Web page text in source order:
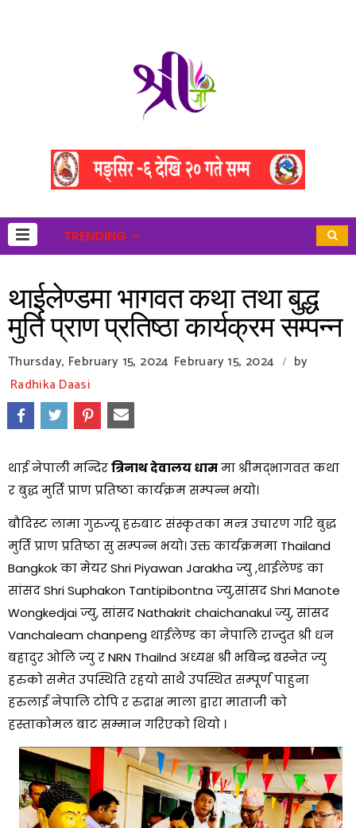
TRENDING
थाईलेण्डमा भागवत कथा तथा बुद्ध
मुर्ति प्राण प्रतिष्ठा कार्यक्रम सम्पन्न
Thursday, February 15, 2024 February 15, 2024 /
by
Radhika Daasi
थाई नेपाली मन्दिरत्रिनाथ देवालय धाममा श्रीमद्भागवत कथा
र बुद्ध मुर्ति प्राण प्रतिष्ठा कार्यक्रम सम्पन्न भयो।
बौदिस्ट लामा गुरुज्यू हरुबाट संस्कृतका मन्त्र उचारण गरि बुद्ध
मुर्ति प्राण प्रतिष्ठा सु सम्पन्न भयो। उक्त कार्यक्रममा Thailand
Bangkok का मेयर Shri Piyawan Jarakha ज्यु ,थाईलेण्ड का
सांसद Shri Suphakon Tantipibontna ज्यु,सांसद Shri Manote
Wongkedjai ज्यु, सांसद Nathakrit chaichanakul ज्यु, सांसद
Vanchaleam chanpeng थाईलेण्ड का नेपालि राज्दुत श्री धन
बहादुर ओलि ज्यु र NRN Thailnd अध्यक्ष श्री भबिन्द्र बस्नेत ज्यु
हरुको समेत उपस्थिति रहयोसाथैउपस्थित सम्पूर्ण पाहुना
हरुलाईनेपालि टोपि र रुद्राक्ष माला द्वारा माताजी को
हस्ताकोमल बाट सम्मान गरिएको थियो ।